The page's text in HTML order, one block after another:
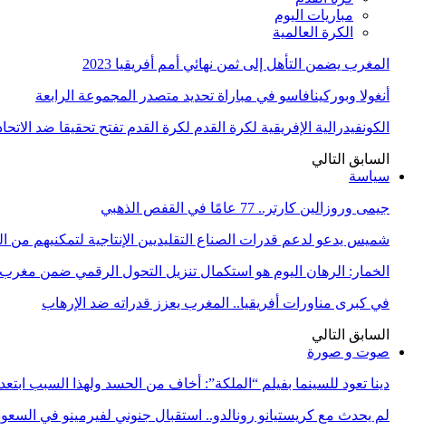
مباريات اليوم
الكرة العالمية
المغرب يضمن التأهل إلى ثمن نهائي أمم أفريقيا 2023
أنغولا وبوركينافاسو في مباراة تحديد متصدر المجموعة الرابعة
الكونفيدرالية الإفريقية لكرة القدم لكرة القدم تفتح تحقيقا ضد
السابق التالي
سياسة
جيمى وروزالين كارتر.. 77 عامًا في القفص الذهبي
شميس يدعو لدعم قدرات الصناع التقليديين الإنتاجية لتمكنيهم
الخمار: الرهان اليوم هو استكمال تنزيل التحول الرقمي ضمن
في كبرى مناورات أفريقيا.. المغرب يعزز قدراته ضد الإرهاب
السابق التالي
صوت و صورة
دينا تعود للسينما بفيلم “الملكة”: أخاف من الحسد ولهذا السبب
لم يحدث مع كريستيانو رونالدو.. استقبال جنوني لفيرمينو في